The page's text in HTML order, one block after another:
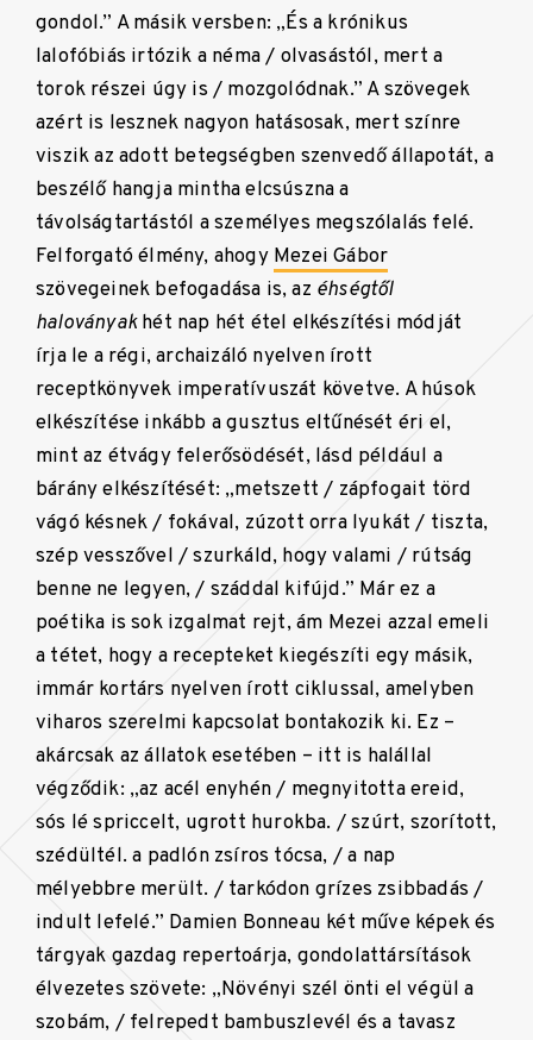
gondol.” A másik versben: „És a krónikus
lalofóbiás irtózik a néma / olvasástól, mert a
torok részei úgy is / mozgolódnak.” A szövegek
azért is lesznek nagyon hatásosak, mert színre
viszik az adott betegségben szenvedő állapotát, a
beszélő hangja mintha elcsúszna a
távolságtartástól a személyes megszólalás felé.
Felforgató élmény, ahogy Mezei Gábor
szövegeinek befogadása is, az éhségtől
haloványakhét nap hét étel elkészítési módját
írja le a régi, archaizáló nyelven írott
receptkönyvek imperatívuszát követve. A húsok
elkészítése inkább a gusztus eltűnését éri el,
mint az étvágy felerősödését, lásd például a
bárány elkészítését: „metszett / zápfogait törd
vágó késnek / fokával, zúzott orra lyukát / tiszta,
szép vesszővel / szurkáld, hogy valami / rútság
benne ne legyen, / száddal kifújd.” Már ez a
poétika is sok izgalmat rejt, ám Mezei azzal emeli
a tétet, hogy a recepteket kiegészíti egy másik,
immár kortárs nyelven írott ciklussal, amelyben
viharos szerelmi kapcsolat bontakozik ki. Ez –
akárcsak az állatok esetében – itt is halállal
végződik: „az acél enyhén / megnyitotta ereid,
sós lé spriccelt, ugrott hurokba. / szúrt, szorított,
szédültél. a padlón zsíros tócsa, / a nap
mélyebbre merült. / tarkódon grízes zsibbadás /
indult lefelé.” Damien Bonneau két műve képek és
tárgyak gazdag repertoárja, gondolattársítások
élvezetes szövete: „Növényi szél önti el végül a
szobám, / felrepedt bambuszlevél és a tavasz